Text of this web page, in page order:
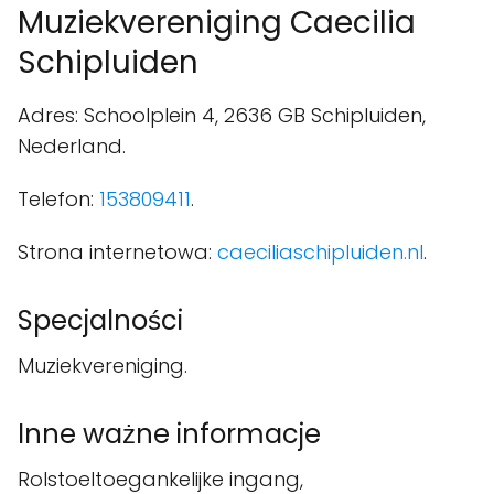
Muziekvereniging Caecilia
Schipluiden
Adres: Schoolplein 4, 2636 GB Schipluiden,
Nederland.
Telefon: 153809411.
Strona internetowa: caeciliaschipluiden.nl.
Specjalności
Muziekvereniging.
Inne ważne informacje
Rolstoeltoegankelijke ingang,